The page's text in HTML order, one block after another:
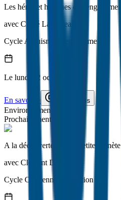
Les héros et héroïnes de l'engagement
avec Chloé Laudereau
CycleAltruisme et engagement
Le lundi 12 octobre 2026
En savoir + Je m'inscris
Environnement et climat
Prochainement
A la découverte de Ma Petite Planète
avec Clément Debosque
Cycle Citoyenneté en action